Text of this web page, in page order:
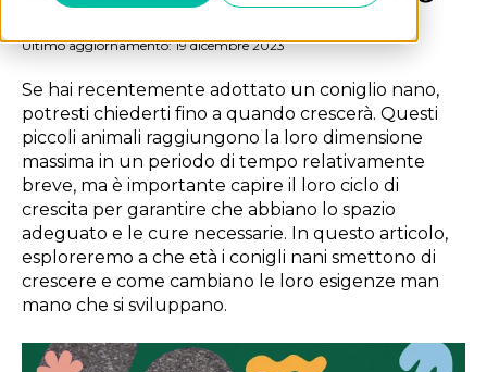
Ultimo aggiornamento: 19 dicembre 2023
Se hai recentemente adottato un coniglio nano,
potresti chiederti fino a quando crescerà. Questi
piccoli animali raggiungono la loro dimensione
massima in un periodo di tempo relativamente
breve, ma è importante capire il loro ciclo di
crescita per garantire che abbiano lo spazio
adeguato e le cure necessarie. In questo articolo,
esploreremo a che età i conigli nani smettono di
crescere e come cambiano le loro esigenze man
mano che si sviluppano.